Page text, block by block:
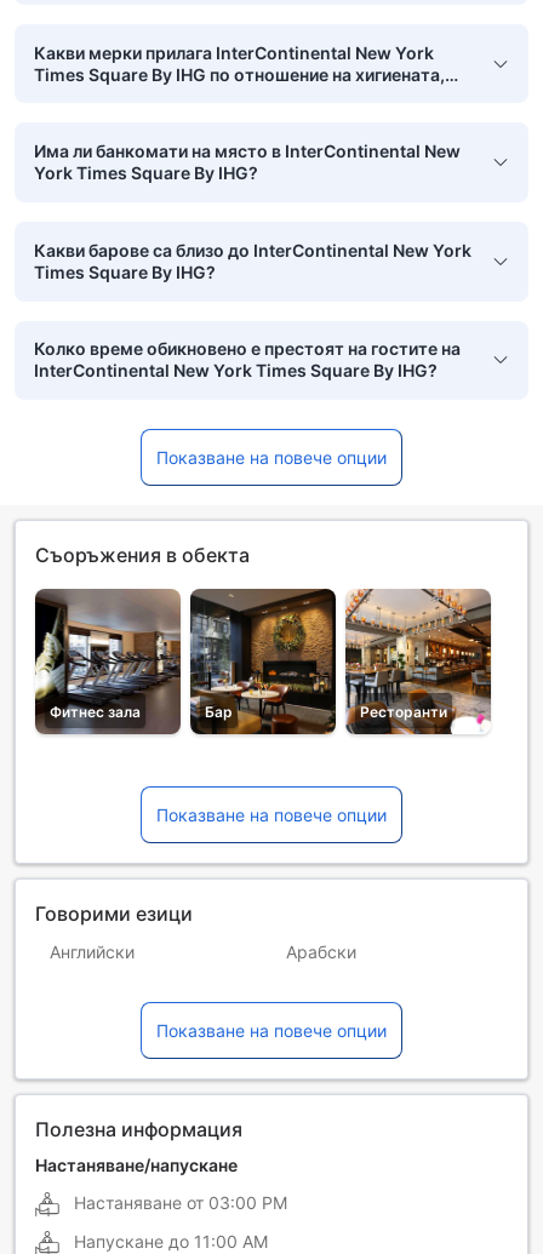
Какви мерки прилага InterContinental New York
Times Square By IHG по отношение на хигиената,
Има ли банкомати на място в InterContinental New
York Times Square By IHG?
Какви барове са близо до InterContinental New York
Times Square By IHG?
Колко време обикновено е престоят на гостите на
InterContinental New York Times Square By IHG?
Показване на повече опции
Съоръжения в обекта
Фитнес зала Бар Ресторанти
Показване на повече опции
Говорими езици
Английски Арабски
Китайски (мандарин) Корейски
Немски Португалски
Руски
Френски
Японски
Показване на повече опции
Полезна информация
Настаняване/напускане
Настаняване от 03:00 PM
Напускане до 11:00 AM